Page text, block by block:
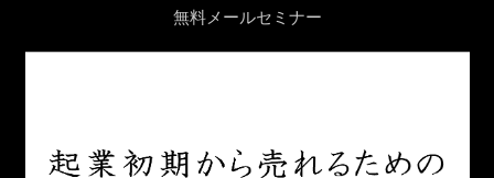
無料メールセミナー